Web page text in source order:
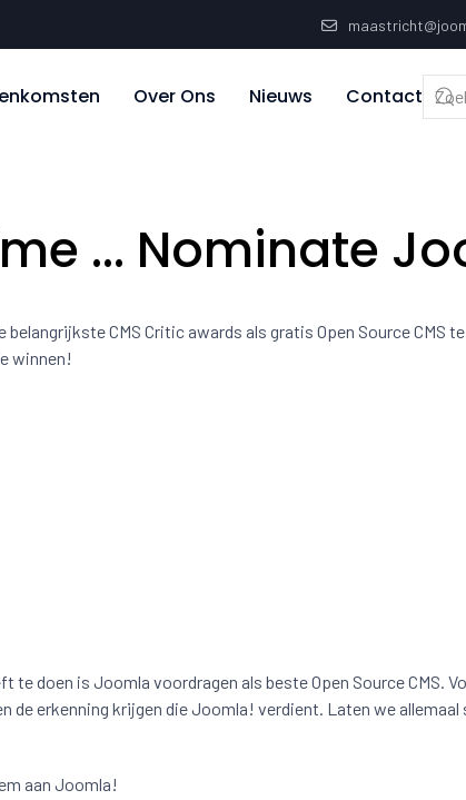
Over Ons Nieuws Contact
... Nominate
CMS Critic awards als gratis Open Source CMS
winnen!
doen is Joomla voordragen als beste Open Source CMS.
de erkenning krijgen die Joomla! verdient. Laten we
aan Joomla!